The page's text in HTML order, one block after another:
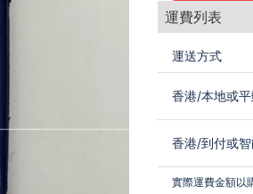
運費列表
運送方式
香港/本地或
香港/到付或
實際運費金額以